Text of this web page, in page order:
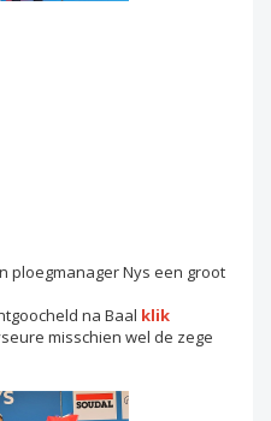
ploegmanager Nys een groot
na Baal klik
misschien wel de zege